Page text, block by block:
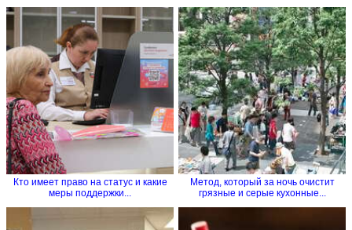
Кто имеет право на статус и какие
меры поддержки...
Метод, который за ночь очистит
грязные и серые кухонные...